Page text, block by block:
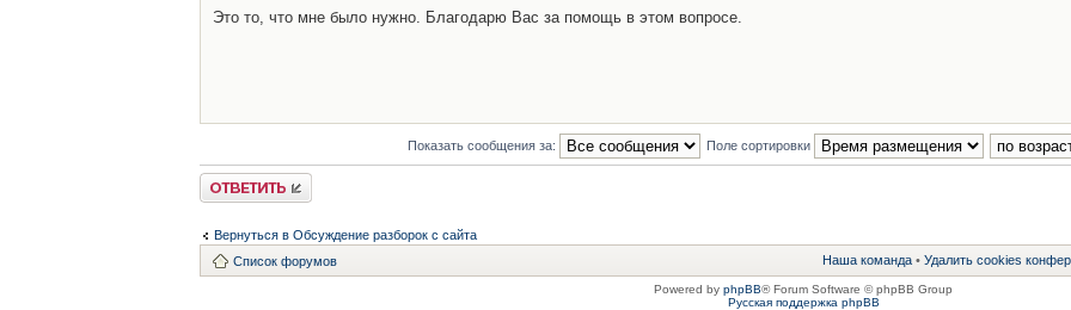
Это то, что мне было нужно. Благодарю Вас за помощь в этом вопросе.
Показать сообщения за: Поле сортировки
Ответить
Вернуться в Обсуждение разборок с сайта
Список форумов
Наша команда • Удалить cookies
Powered by phpBB® Forum Software © phpBB Group
Русская поддержка phpBB